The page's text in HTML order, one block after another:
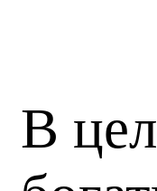
В